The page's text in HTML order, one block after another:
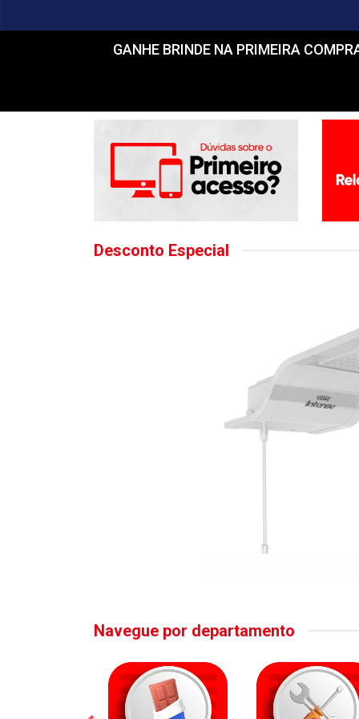
GANHE BRINDE NA PRIMEIRA
Desconto Especial
Navegue por departamento